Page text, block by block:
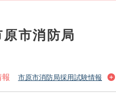
原市消防局
部基本情報
市原市消防局採用試験情報